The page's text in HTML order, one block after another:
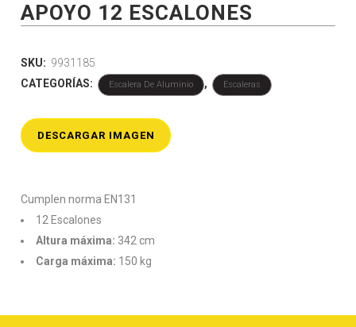
APOYO 12 ESCALONES
SKU: 9931185
CATEGORÍAS:
Escalera De Aluminio , Escaleras
DESCARGAR IMAGEN
Cumplen norma EN131
12 Escalones
Altura máxima: 342 cm
Carga máxima: 150 kg